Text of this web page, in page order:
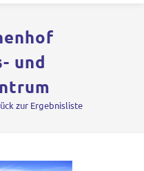
und
zur Ergebnisliste